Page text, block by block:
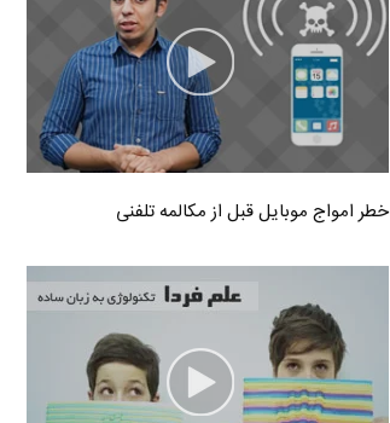
خطر امواج موبایل قبل از مکالمه تلفنی